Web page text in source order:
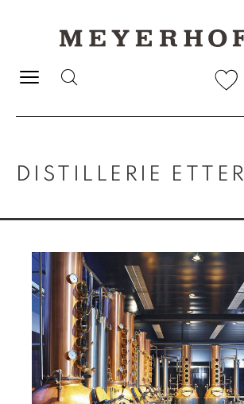
DISTILLERIE ETTER